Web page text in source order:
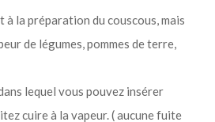
à la préparation du couscous, mais
de légumes, pommes de terre,
lequel vous pouvez insérer
cuire à la vapeur. ( aucune fuite